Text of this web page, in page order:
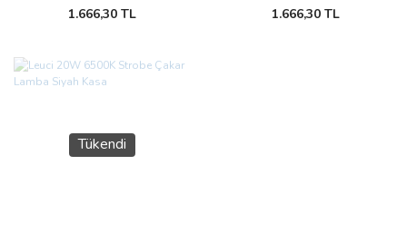
1.666,30 TL 1.666,30 TL
Tükendi